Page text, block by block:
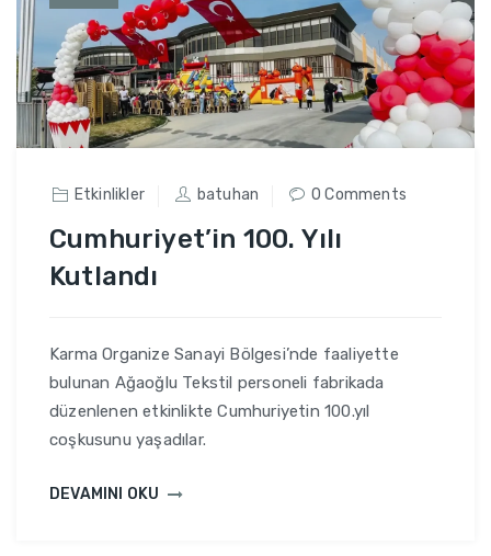
Etkinlikler batuhan 0 Comments
Cumhuriyet’in 100. Yılı
Kutlandı
Karma Organize Sanayi Bölgesi’nde faaliyette
bulunan Ağaoğlu Tekstil personeli fabrikada
düzenlenen etkinlikte Cumhuriyetin 100.yıl
coşkusunu yaşadılar.
DEVAMINI OKU